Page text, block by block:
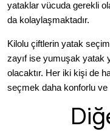
yataklar vücuda gerekli
da kolaylaşmaktadır.
Kilolu çiftlerin yatak
zayıf ise yumuşak yatak
olacaktır. Her iki kişi de
seçmek daha konforlu ve